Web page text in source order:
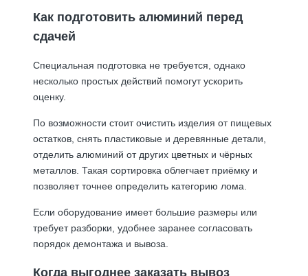
Как подготовить алюминий перед
сдачей
Специальная подготовка не требуется, однако
несколько простых действий помогут ускорить
оценку.
По возможности стоит очистить изделия от пищевых
остатков, снять пластиковые и деревянные детали,
отделить алюминий от других цветных и чёрных
металлов. Такая сортировка облегчает приёмку и
позволяет точнее определить категорию лома.
Если оборудование имеет большие размеры или
требует разборки, удобнее заранее согласовать
порядок демонтажа и вывоза.
Когда выгоднее заказать вывоз